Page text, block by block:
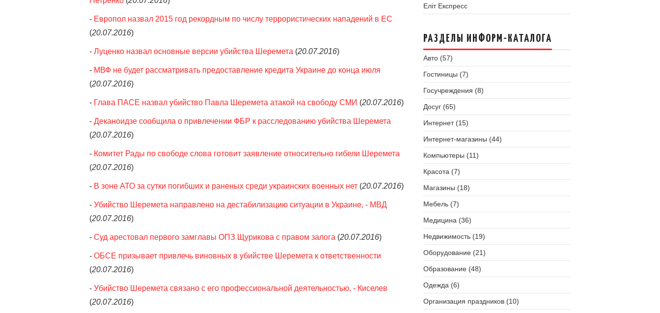
- Европол назвал 2015 год рекордным по числу террористических нападений в ЕС
(20.07.2016)
- Луценко назвал основные версии убийства Шеремета (20.07.2016)
- МВФ не будет рассматривать предоставление кредита Украине до конца июля
(20.07.2016)
- Глава ПАСЕ назвал убийство Павла Шеремета атакой на свободу СМИ (20.07.2016)
- Деканоидзе сообщила о привлечении ФБР к расследованию убийства Шеремета
(20.07.2016)
- Комитет Рады по свободе слова готовит заявление относительно гибели Шеремета
(20.07.2016)
- В зоне АТО за сутки погибших и раненых среди украинских военных нет (20.07.2016)
- Убийство Шеремета направлено на дестабилизацию ситуации в Украине, - МВД
(20.07.2016)
- Суд арестовал первого замглавы ОПЗ Щурикова с правом залога (20.07.2016)
- ОБСЕ призывает привлечь виновных в убийстве Шеремета к ответственности
(20.07.2016)
- Убийство Шеремета связано с его профессиональной деятельностью, - Киселев
(20.07.2016)
Еліт Експресс
РАЗДЕЛЫ ИНФОРМ-КАТАЛОГА
Авто (57)
Гостиницы (7)
Госучреждения (8)
Досуг (65)
Интернет (15)
Интернет-магазины (44)
Компьютеры (11)
Красота (7)
Магазины (18)
Мебель (7)
Медицина (36)
Недвижимость (19)
Оборудование (21)
Образование (48)
Одежда (6)
Организация праздников (10)